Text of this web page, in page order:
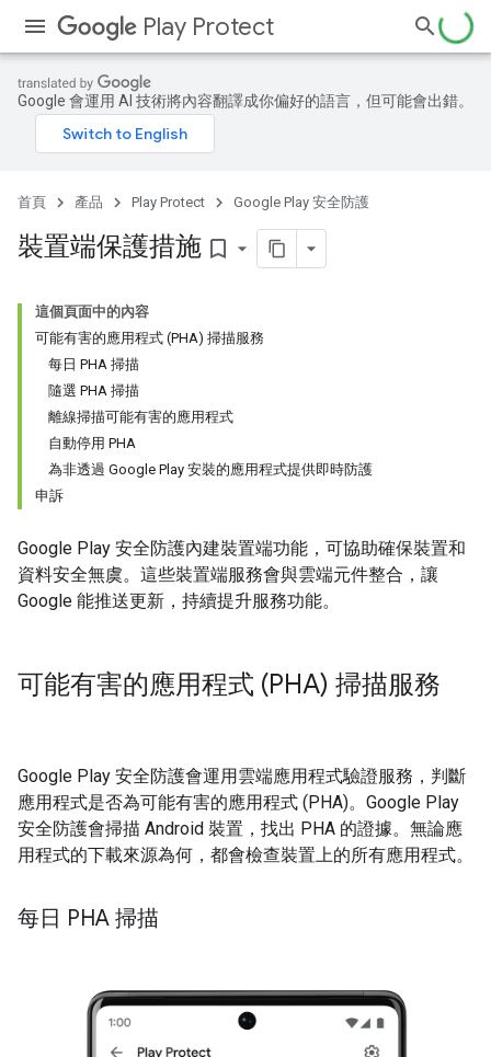
Play Protect
Google 會運用 AI 技術將內容翻譯成你偏好的語言，但可能會出錯。
首頁 產品 Play Protect Google Play 安全防護
裝置端保護措施 bookmark_border
這個頁面中的內容
可能有害的應用程式 (PHA) 掃描服務
每日 PHA 掃描
隨選 PHA 掃描
離線掃描可能有害的應用程式
自動停用 PHA
為非透過 Google Play 安裝的應用程式提供即時防護
申訴
Google Play 安全防護內建裝置端功能，可協助確保裝置和
資料安全無虞。這些裝置端服務會與雲端元件整合，讓
Google 能推送更新，持續提升服務功能。
可能有害的應用程式 (PHA) 掃描服務
Google Play 安全防護會運用雲端應用程式驗證服務，判斷
應用程式是否為可能有害的應用程式 (PHA)。Google Play
安全防護會掃描 Android 裝置，找出 PHA 的證據。無論應
用程式的下載來源為何，都會檢查裝置上的所有應用程式。
每日 PHA 掃描